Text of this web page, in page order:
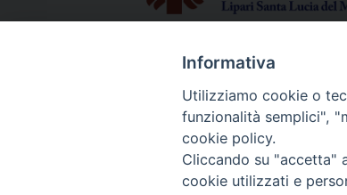
Via Emilia, 19 (Provinciale)
98124 - Messina
© 2022 - 2025
Informativa
Utilizziamo cookie o
funzionalità semplici",
cookie policy.
Cliccando su "accetta"
cookie utilizzati e